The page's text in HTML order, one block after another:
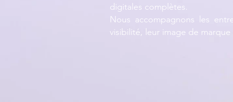
digitales complètes.
Nous accompagnons les
visibilité, leur image de